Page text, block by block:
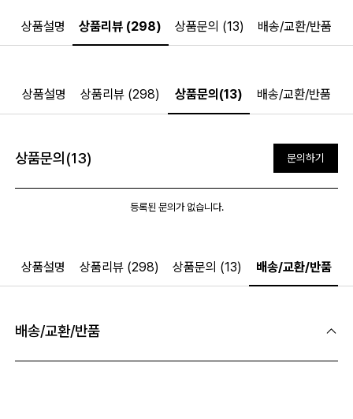
상품설명 상품리뷰 (298) 상품문의 (13) 배송/교환/반품
상품설명 상품리뷰 (298) 상품문의(13) 배송/교환/반품
상품문의(13) 문의하기
등록된 문의가 없습니다.
상품설명 상품리뷰 (298) 상품문의 (13) 배송/교환/반품
배송/교환/반품